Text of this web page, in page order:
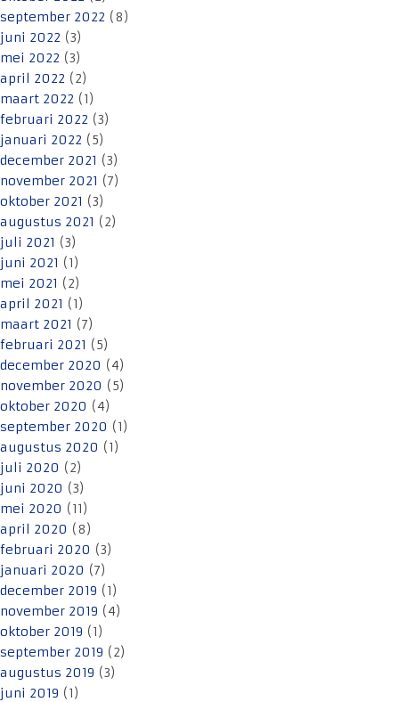
september 2022 (8)
juni 2022 (3)
mei 2022 (3)
april 2022 (2)
maart 2022 (1)
februari 2022 (3)
januari 2022 (5)
december 2021 (3)
november 2021 (7)
oktober 2021 (3)
augustus 2021 (2)
juli 2021 (3)
juni 2021 (1)
mei 2021 (2)
april 2021 (1)
maart 2021 (7)
februari 2021 (5)
december 2020 (4)
november 2020 (5)
oktober 2020 (4)
september 2020 (1)
augustus 2020 (1)
juli 2020 (2)
juni 2020 (3)
mei 2020 (11)
april 2020 (8)
februari 2020 (3)
januari 2020 (7)
december 2019 (1)
november 2019 (4)
oktober 2019 (1)
september 2019 (2)
augustus 2019 (3)
juni 2019 (1)